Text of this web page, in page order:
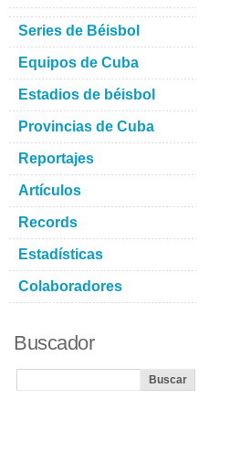
Series de Béisbol
Equipos de Cuba
Estadios de béisbol
Provincias de Cuba
Reportajes
Artículos
Records
Estadísticas
Colaboradores
Buscador